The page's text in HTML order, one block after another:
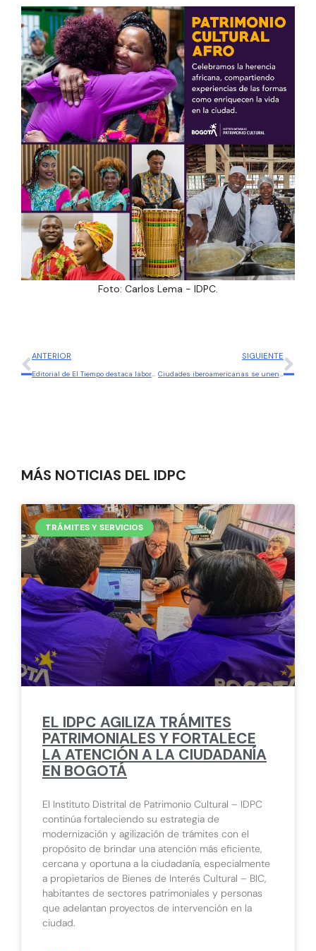
Foto: Carlos Lema - IDPC.
ANTERIOR SIGUIENTE
MÁS NOTICIAS DEL IDPC
TRÁMITES Y SERVICIOS
EL IDPC AGILIZA TRÁMITES
PATRIMONIALES Y FORTALECE
LA ATENCIÓN A LA CIUDADANÍA
EN BOGOTÁ
El Instituto Distrital de Patrimonio Cultural – IDPC
continúa fortaleciendo su estrategia de
modernización y agilización de trámites con el
propósito de brindar una atención más eficiente,
cercana y oportuna a la ciudadanía, especialmente
a propietarios de Bienes de Interés Cultural – BIC,
habitantes de sectores patrimoniales y personas
que adelantan proyectos de intervención en la
ciudad.